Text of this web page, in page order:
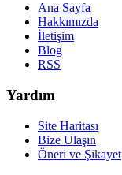
Ana Sayfa
Hakkımızda
İletişim
Blog
RSS
Yardım
Site Haritası
Bize Ulaşın
Öneri ve Şikayet